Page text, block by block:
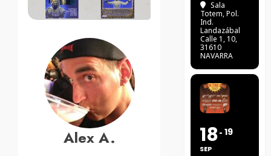
Alex A.
Sala
Totem, Pol.
Ind.
Landazábal
Calle 1, 10,
31610
NAVARRA
18
SEP
19